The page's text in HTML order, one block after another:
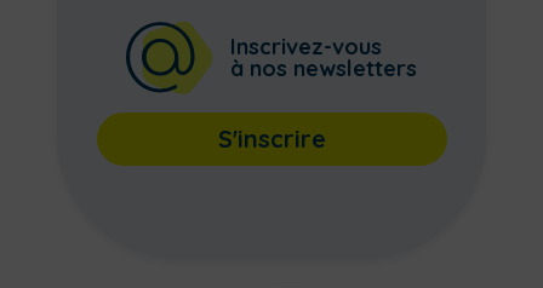
Inscrivez-vous
à nos newsletters
S'inscrire